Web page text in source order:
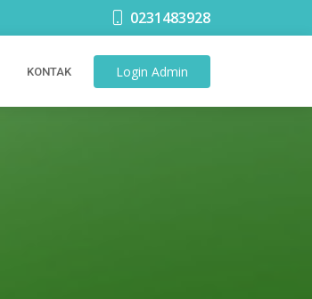
0231483928
KONTAK Login Admin